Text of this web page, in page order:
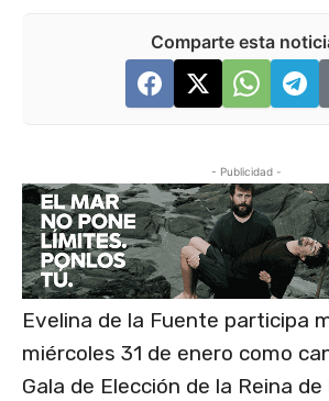
Comparte esta
- Publicidad -
Evelina de la Fuente participa
miércoles 31 de enero como
Gala de Elección de la Reina